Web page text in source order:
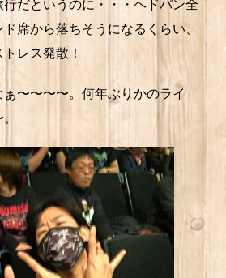
行だというのに・・・ヘドバン全
席から落ちそうになるくらい、
レス発散！
〜〜〜〜。何年ぶりかのライ